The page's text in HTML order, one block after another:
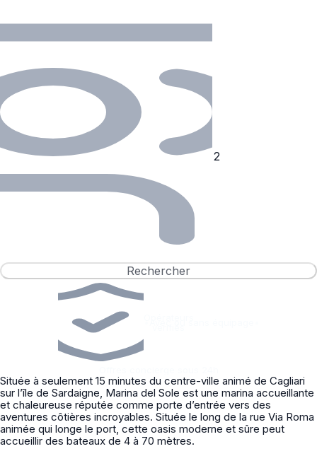
Rechercher
Située à seulement 15 minutes du centre-ville animé de Cagliari
sur l’île de Sardaigne, Marina del Sole est une marina accueillante
et chaleureuse réputée comme porte d’entrée vers des
aventures côtières incroyables. Située le long de la rue Via Roma
animée qui longe le port, cette oasis moderne et sûre peut
accueillir des bateaux de 4 à 70 mètres.